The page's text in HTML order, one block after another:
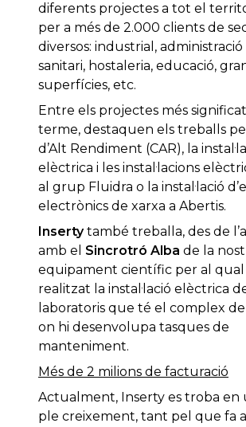
diferents projectes a tot el
per a més de 2.000 clients de
diversos: industrial,
sanitari, hostaleria, educació,
superfícies, etc.
Entre els projectes més
terme, destaquen els treballs
d’Alt Rendiment (CAR), la
elèctrica i les instal·lacions
al grup Fluidra o la instal·lació
electrònics de xarxa a Abertis.
Insertytambé treballa, des de
amb el Sincrotró Alba de la
equipament científic per al qual
realitzat la instal·lació elèctrica
laboratoris que té el complex
on hi desenvolupa tasques de
manteniment.
Més de 2 milions de facturació
Actualment, Inserty es troba en
ple creixement, tant pel que fa